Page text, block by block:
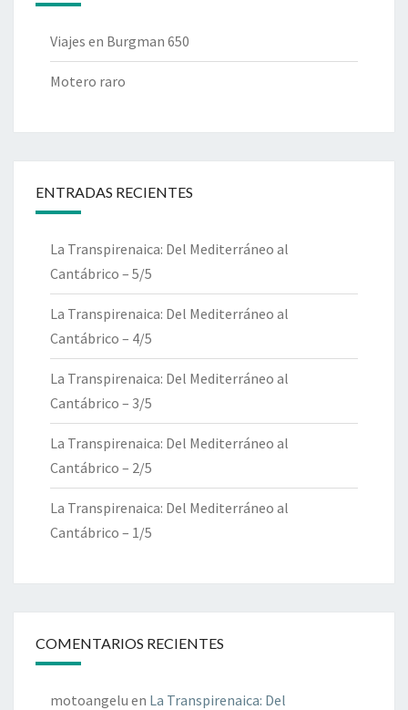
Viajes en Burgman 650
Motero raro
ENTRADAS RECIENTES
La Transpirenaica: Del Mediterráneo al
Cantábrico – 5/5
La Transpirenaica: Del Mediterráneo al
Cantábrico – 4/5
La Transpirenaica: Del Mediterráneo al
Cantábrico – 3/5
La Transpirenaica: Del Mediterráneo al
Cantábrico – 2/5
La Transpirenaica: Del Mediterráneo al
Cantábrico – 1/5
COMENTARIOS RECIENTES
motoangelu en La Transpirenaica: Del